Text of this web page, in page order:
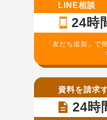
LINE相談
24時
「友だち追加」で
資料を請求
24時